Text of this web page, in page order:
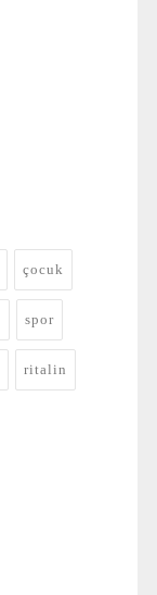
çocuk
spor
ritalin